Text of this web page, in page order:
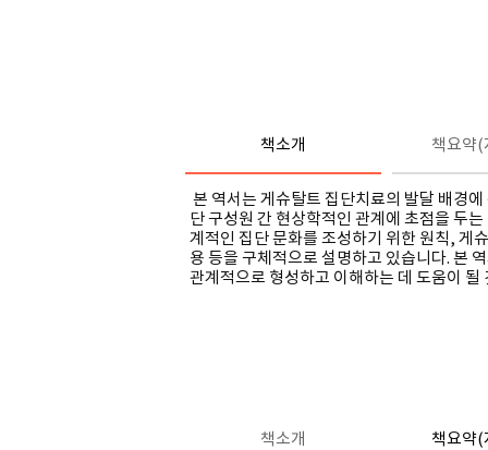
책소개 책요약(
본 역서는 게슈탈트 집단치료의 발달 배경
단 구성원 간 현상학적인 관계에 초점을 두
계적인 집단 문화를 조성하기 위한 원칙, 게
용 등을 구체적으로 설명하고 있습니다. 본
관계적으로 형성하고 이해하는 데 도움이 될
책소개 책요약(